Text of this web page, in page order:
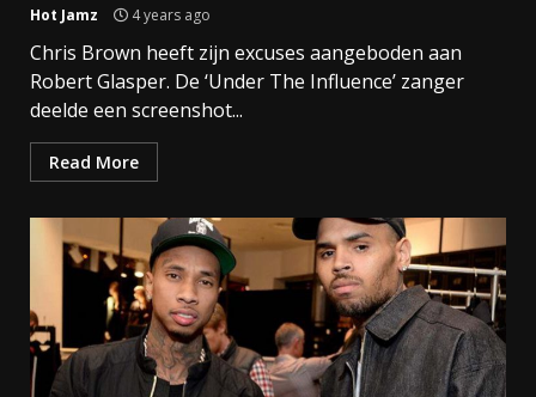
Hot Jamz 4 years ago
Chris Brown heeft zijn excuses aangeboden aan
Robert Glasper. De ‘Under The Influence’ zanger
deelde een screenshot...
Read More